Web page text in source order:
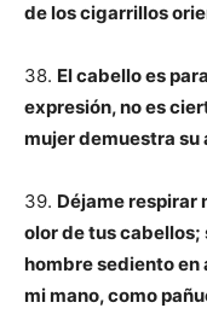
de los cigarrillos
38. El cabello es
expresión, no es
mujer demuestra su
39. Déjame respirar
olor de tus cabellos;
hombre sediento en
mi mano, como